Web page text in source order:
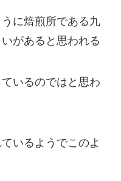
に焙煎所である九
があると思われる
いるのではと思わ
いるようでこのよ